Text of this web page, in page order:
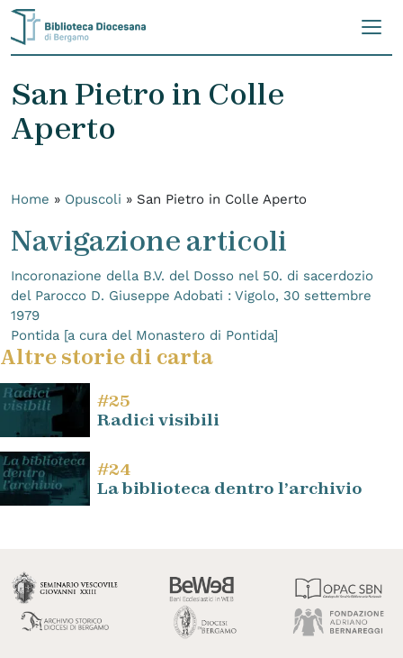
Skip to content
San Pietro in Colle
Aperto
Home » Opuscoli » San Pietro in Colle Aperto
Navigazione articoli
Incoronazione della B.V. del Dosso nel 50. di sacerdozio
del Parocco D. Giuseppe Adobati : Vigolo, 30 settembre
1979
Pontida [a cura del Monastero di Pontida]
Altre storie di carta
#25
Radici visibili
#24
La biblioteca dentro l’archivio